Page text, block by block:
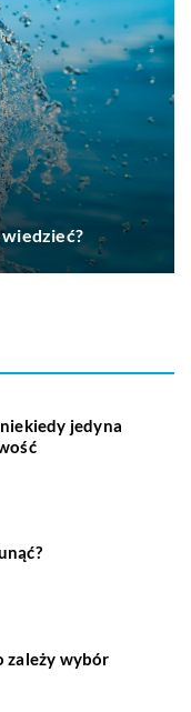
jedyna
zależy wybór